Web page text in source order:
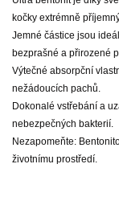
kočky extrémně
Jemné částice jsou
bezprašné a přirozené
Výtečné absorpční
nežádoucích pachů.
Dokonalé vstřebání a
nebezpečných bakterií.
Nezapomeňte:
životnímu prostředí.